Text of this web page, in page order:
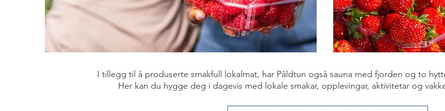
I tillegg til å produserte smakfull lokalmat, har Påldtun også sauna med fjorden og to
Her kan du hygge deg i dagevis med lokale smakar, opplevingar, aktivitetar og